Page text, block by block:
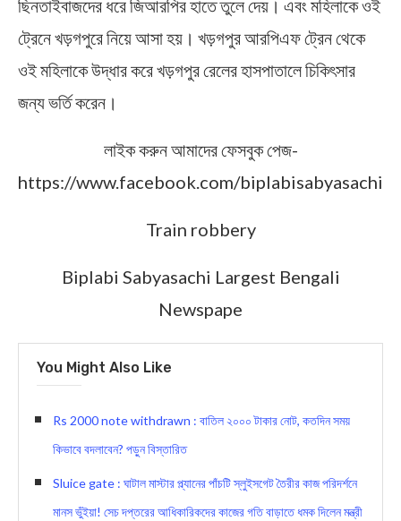
ছিনতাইবাজদের ধরে জিআরপির হাতে তুলে দেয়। এবং মহিলাকে ওই
ট্রেনে খড়গপুরে নিয়ে আসা হয়। খড়গপুর আরপিএফ ট্রেন থেকে
ওই মহিলাকে উদ্ধার করে খড়গপুর রেলের হাসপাতালে চিকিৎসার
জন্য ভর্তি করেন।
লাইক করুন আমাদের ফেসবুক পেজ-
https://www.facebook.com/biplabisabyasachi
Train robbery
Biplabi Sabyasachi Largest Bengali
Newspape
You Might Also Like
Rs 2000 note withdrawn : বাতিল ২০০০ টাকার নোট, কতদিন সময়
কিভাবে বদলাবেন? পড়ুন বিস্ত‍ারিত
Sluice gate : ঘাটাল মাস্টার প্ল্যানের পাঁচটি স্লুইসগেট তৈরীর কাজ পরিদর্শনে
মানস ভুঁইয়া! সেচ দপ্তরের আধিকারিকদের কাজের গতি বাড়াতে ধমক দিলেন মন্ত্রী